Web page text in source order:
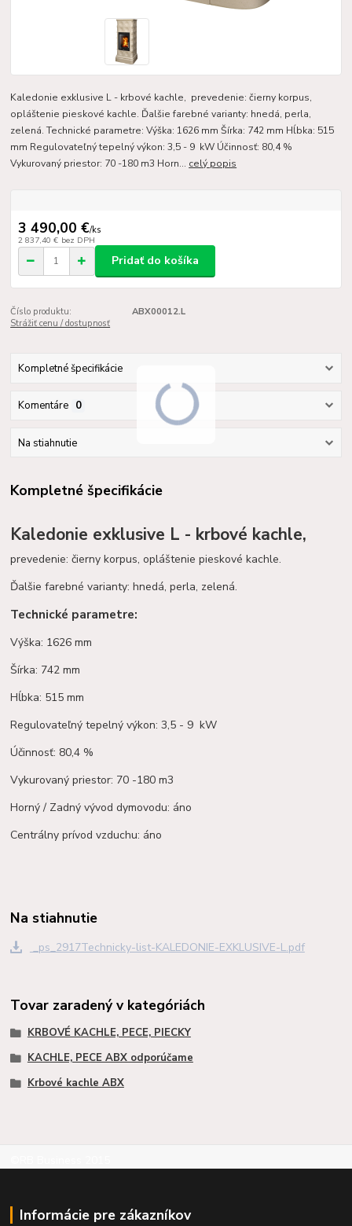
Kaledonie exklusive L - krbové kachle, prevedenie: čierny korpus,
opláštenie pieskové kachle. Ďalšie farebné varianty: hnedá, perla,
zelená. Technické parametre: Výška: 1626 mm Šírka: 742 mm Hĺbka: 515
mm Regulovateľný tepelný výkon: 3,5 - 9 kW Účinnosť: 80,4 %
Vykurovaný priestor: 70 -180 m3 Horn... celý popis
3 490,00 €/ks
2 837,40 € bez DPH
Pridať do košíka
Číslo produktu:
ABX00012.L
Strážiť cenu / dostupnosť
Kompletné špecifikácie
Komentáre 0
Na stiahnutie
Kompletné špecifikácie
Kaledonie exklusive L - krbové kachle,
prevedenie: čierny korpus, opláštenie pieskové kachle.
Ďalšie farebné varianty: hnedá, perla, zelená.
Technické parametre:
Výška: 1626 mm
Šírka: 742 mm
Hĺbka: 515 mm
Regulovateľný tepelný výkon: 3,5 - 9 kW
Účinnosť: 80,4 %
Vykurovaný priestor: 70 -180 m3
Horný / Zadný vývod dymovodu: áno
Centrálny prívod vzduchu: áno
Na stiahnutie
_ps_2917Technicky-list-KALEDONIE-EXKLUSIVE-L.pdf
Tovar zaradený v kategóriách
KRBOVÉ KACHLE, PECE, PIECKY
KACHLE, PECE ABX odporúčame
Krbové kachle ABX
Informácie pre zákazníkov